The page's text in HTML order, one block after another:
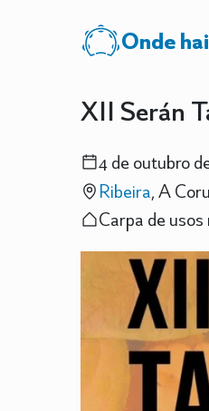
Onde
XII Serán
4 de outubro
Ribeira, A
Carpa de